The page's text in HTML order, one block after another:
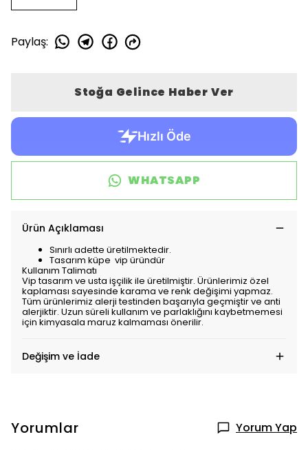
Paylaş:
Stoğa Gelince Haber Ver
WHATSAPP
Ürün Açıklaması
Sınırlı adette üretilmektedir.
Tasarım küpe vip üründür
Kullanım Talimatı
Vip tasarım ve usta işçilik ile üretilmiştir. Ürünlerimiz özel
kaplaması sayesinde karama ve renk değişimi yapmaz.
Tüm ürünlerimiz alerji testinden başarıyla geçmiştir ve anti
alerjiktir. Uzun süreli kullanım ve parlaklığını kaybetmemesi
için kimyasala maruz kalmaması önerilir.
Değişim ve İade
Yorumlar Yorum Yap